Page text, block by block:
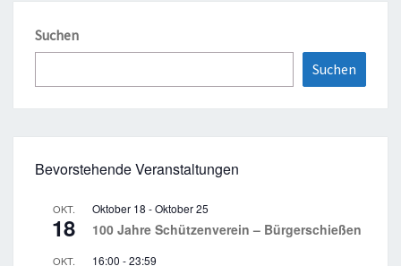
Suchen
Suchen
Bevorstehende Veranstaltungen
OKT.
18
Oktober 18 -Oktober 25
100 Jahre Schützenverein – Bürgerschießen
OKT. 16:00 -23:59